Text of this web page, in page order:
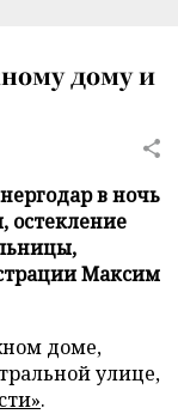
дому и
в ночь
остекление
Максим
доме,
улице,
.